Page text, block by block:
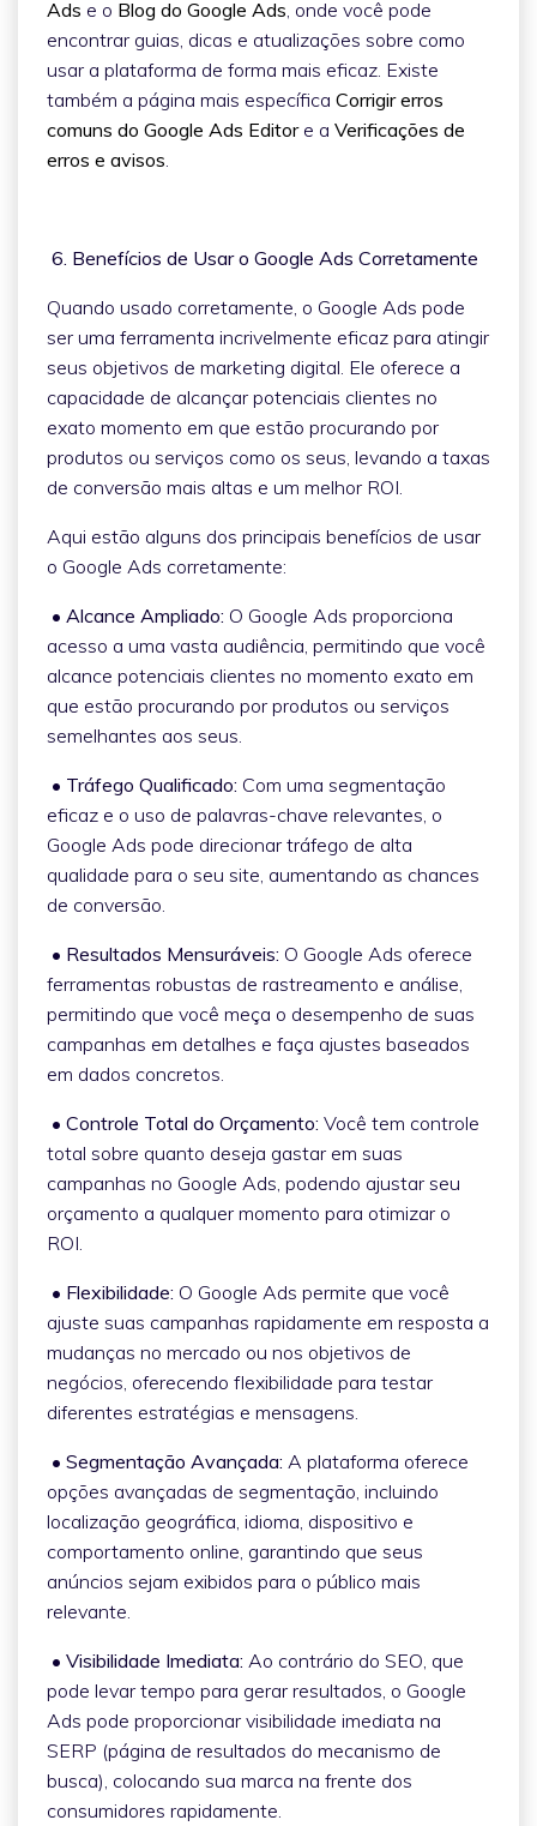
Ads e o Blog do Google Ads , onde você pode
encontrar guias, dicas e atualizações sobre como
usar a plataforma de forma mais eficaz. Existe
também a página mais específica Corrigir erros
comuns do Google Ads Editore a Verificações de
erros e avisos
6. Benefícios de Usar o Google Ads Corretamente
Quando usado corretamente, o Google Ads pode
ser uma ferramenta incrivelmente eficaz para atingir
seus objetivos de marketing digital. Ele oferece a
capacidade de alcançar potenciais clientes no
exato momento em que estão procurando por
produtos ou serviços como os seus, levando a taxas
de conversão mais altas e um melhor ROI.
Aqui estão alguns dos principais benefícios de usar
o Google Ads corretamente:
• Alcance Ampliado: O Google Ads proporciona
acesso a uma vasta audiência, permitindo que você
alcance potenciais clientes no momento exato em
que estão procurando por produtos ou serviços
semelhantes aos seus.
• Tráfego Qualificado: Com uma segmentação
eficaz e o uso de palavras-chave relevantes, o
Google Ads pode direcionar tráfego de alta
qualidade para o seu site, aumentando as chances
de conversão.
• Resultados Mensuráveis: O Google Ads oferece
ferramentas robustas de rastreamento e análise,
permitindo que você meça o desempenho de suas
campanhas em detalhes e faça ajustes baseados
em dados concretos.
• Controle Total do Orçamento: Você tem controle
total sobre quanto deseja gastar em suas
campanhas no Google Ads, podendo ajustar seu
orçamento a qualquer momento para otimizar o
ROI.
• Flexibilidade: O Google Ads permite que você
ajuste suas campanhas rapidamente em resposta a
mudanças no mercado ou nos objetivos de
negócios, oferecendo flexibilidade para testar
diferentes estratégias e mensagens.
• Segmentação Avançada: A plataforma oferece
opções avançadas de segmentação, incluindo
localização geográfica, idioma, dispositivo e
comportamento online, garantindo que seus
anúncios sejam exibidos para o público mais
relevante.
• Visibilidade Imediata: Ao contrário do SEO, que
pode levar tempo para gerar resultados, o Google
Ads pode proporcionar visibilidade imediata na
SERP (página de resultados do mecanismo de
busca), colocando sua marca na frente dos
consumidores rapidamente.